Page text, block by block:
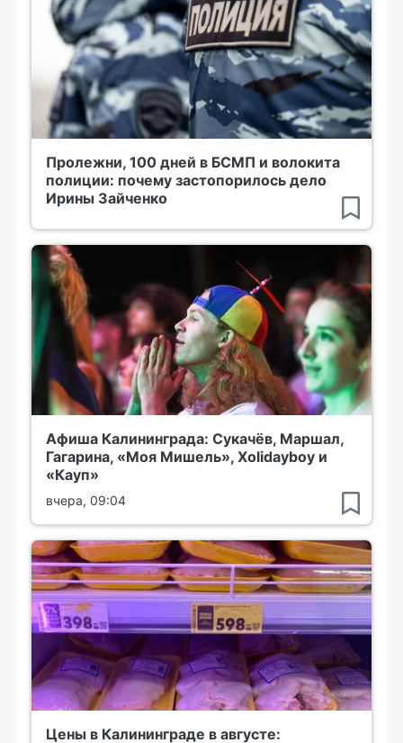
Пролежни, 100 дней в БСМП и волокита
полиции: почему застопорилось дело
Ирины Зайченко
Афиша Калининграда: Сукачёв, Маршал,
Гагарина, «Моя Мишель», Xolidayboy и
«Кауп»
вчера, 09:04
Цены в Калининграде в августе: